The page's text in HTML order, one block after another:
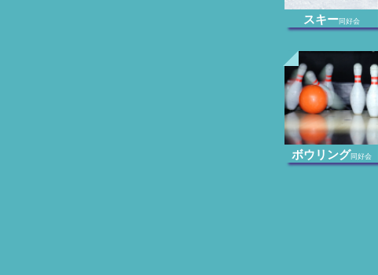
スキー同好会
ボウリング 同好会